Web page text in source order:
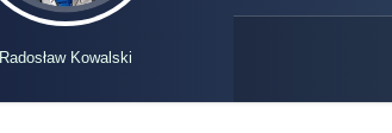
Radosław Kowalski